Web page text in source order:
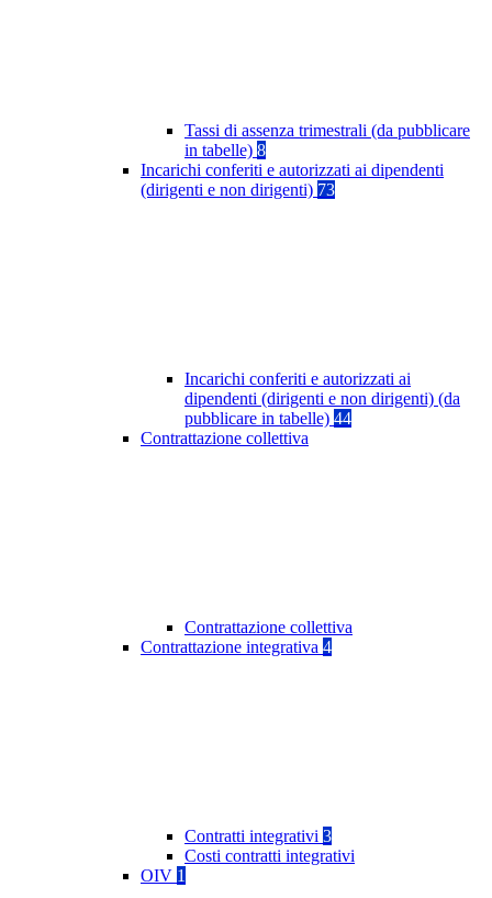
Tassi di assenza trimestrali (da pubblicare
in tabelle) 8
Incarichi conferiti e autorizzati ai dipendenti
(dirigenti e non dirigenti) 73
Incarichi conferiti e autorizzati ai
dipendenti (dirigenti e non dirigenti) (da
pubblicare in tabelle) 44
Contrattazione collettiva
Contrattazione collettiva
Contrattazione integrativa 4
Contratti integrativi 3
Costi contratti integrativi
OIV 1